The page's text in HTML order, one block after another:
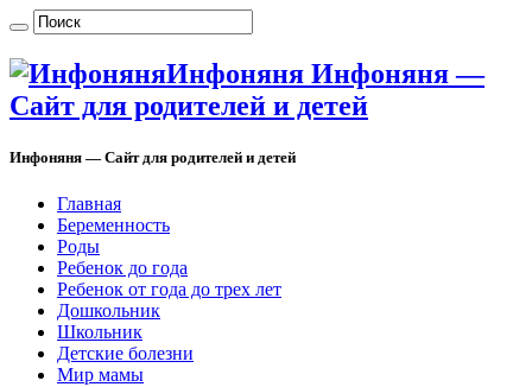
Инфоняня Инфоняня —
Сайт для родителей и детей
Инфоняня — Сайт для родителей и детей
Главная
Беременность
Роды
Ребенок до года
Ребенок от года до трех лет
Дошкольник
Школьник
Детские болезни
Мир мамы